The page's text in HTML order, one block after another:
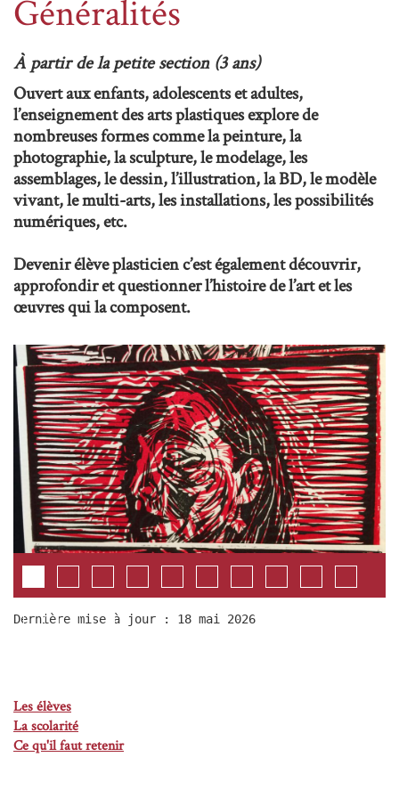
Généralités
À partir de la petite section (3 ans)
Ouvert aux enfants, adolescents et adultes,
l’enseignement des arts plastiques explore de
nombreuses formes comme la peinture, la
photographie, la sculpture, le modelage, les
assemblages, le dessin, l’illustration, la BD, le modèle
vivant, le multi-arts, les installations, les possibilités
numériques, etc.
Devenir élève plasticien c’est également découvrir,
approfondir et questionner l’histoire de l’art et les
œuvres qui la composent.
Dernière mise à jour : 18 mai 2026
Les élèves
La scolarité
Ce qu'il faut retenir